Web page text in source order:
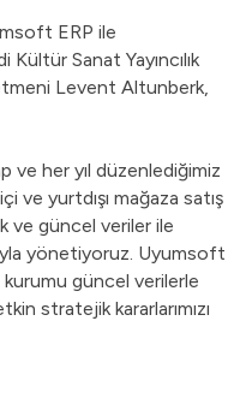
ERP ile
Sanat Yayıncılık
Levent Altunberk,
ve her yıl düzenlediğimiz
ve yurtdışı mağaza satış
ve güncel veriler ile
yönetiyoruz. Uyumsoft
kurumu güncel verilerle
stratejik kararlarımızı